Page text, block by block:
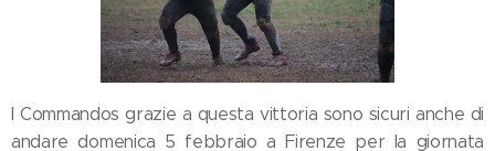
I Commandos grazie a questa vittoria sono sicuri anche di
andare domenica 5 febbraio a Firenze per la giornata